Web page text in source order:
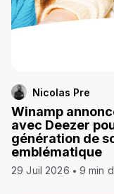
Nicolas Pre
Winamp
avec Deezer
génération de
emblématique
29 Juil 2026 9 min